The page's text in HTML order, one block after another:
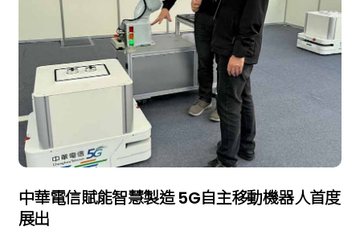
中華電信賦能智慧製造 5G自主移動機器人首度
展出